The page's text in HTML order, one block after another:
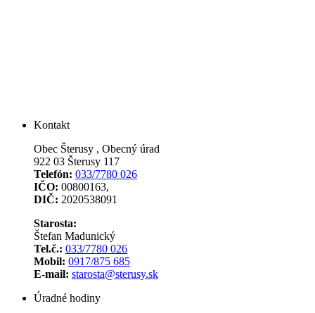
Kontakt
Obec Šterusy , Obecný úrad
922 03 Šterusy 117
Telefón: 033/7780 026
IČO: 00800163,
DIČ: 2020538091
Starosta:
Štefan Madunický
Tel.č.: 033/7780 026
Mobil: 0917/875 685
E-mail: starosta@sterusy.sk
Úradné hodiny